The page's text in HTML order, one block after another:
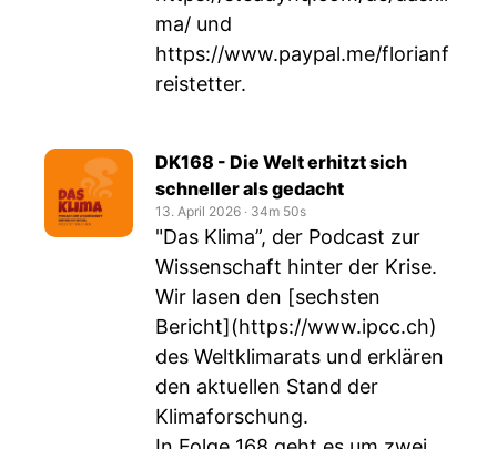
ma/ und
https://www.paypal.me/florianf
reistetter.
DK168 - Die Welt erhitzt sich
schneller als gedacht
13. April 2026 ‧ 34m 50s
"Das Klima”, der Podcast zur
Wissenschaft hinter der Krise.
Wir lasen den [sechsten
Bericht](https://www.ipcc.ch)
des Weltklimarats und erklären
den aktuellen Stand der
Klimaforschung.